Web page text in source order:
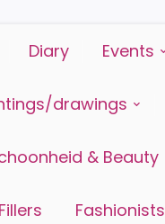
Diary Events
drawings
& Beauty
Fillers Fashionists